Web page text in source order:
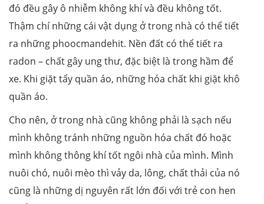
đó đều gây ô nhiễm không khí và đều không tốt.
Thậm chí những cái vật dụng ở trong nhà có thể tiết
ra những phoocmandehit. Nền đất có thể tiết ra
radon – chất gây ung thư, đặc biệt là trong hầm để
xe. Khi giặt tẩy quần áo, những hóa chất khi giặt khô
quần áo.
Cho nên, ở trong nhà cũng không phải là sạch nếu
mình không tránh những nguồn hóa chất đó hoặc
mình không thông khí tốt ngôi nhà của mình. Mình
nuôi chó, nuôi mèo thì vảy da, lông, chất thải của nó
cũng là những dị nguyên rất lớn đối với trẻ con hen